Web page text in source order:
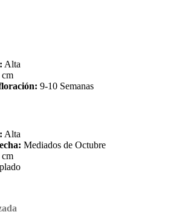
Alta
cm
9-10 Semanas
Alta
Mediados de Octubre
cm